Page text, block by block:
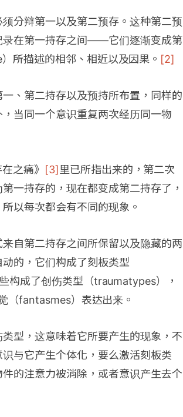
分辩第一以及第二预存。这种第二预
录在第一持存之间——它们逐渐变成第
所描述的相邻、相近以及因果。 [2]
、第二持存以及预持所布置，同样的
当同一个意识重复两次经历同一物
之痛》 [3] 里已所指出来的，第二次
一持存的，现在都变成第二持存了，
以每次都会有不同的现象。
自第二持存之间所保留以及隐藏的两
的，它们构成了刻板类型
构成了创伤类型（traumatypes），
（fantasmes）表达出来。
型，这意味着它所要产生的现象，不
与它产生个体化，要么激活刻板类
的注意力被消除，或者意识产生去个